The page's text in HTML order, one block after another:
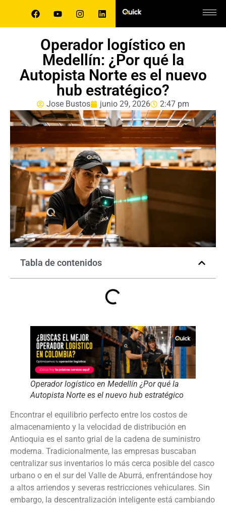
Operador logístico en
Medellín: ¿Por qué la
Autopista Norte es el nuevo
hub estratégico?
Jose Bustos junio 29, 2026 2:47 pm
Tabla de contenidos
Operador logístico en Medellín ¿Por qué la
Autopista Norte es el nuevo hub estratégico
Encontrar el equilibrio perfecto entre los costos de
almacenamiento y la velocidad de distribución en
Antioquia es el santo grial de la cadena de suministro
moderna. Tradicionalmente, las empresas buscaban
centralizar sus inventarios lo más cerca posible del casco
urbano o en el sur del Valle de Aburrá, enfrentándose hoy
a altos arriendos y severas restricciones vehiculares. Sin
embargo, la descentralización inteligente está cambiando